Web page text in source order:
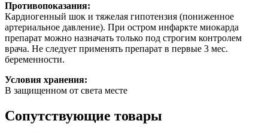
Противопоказания:
Кардиогенный шок и тяжелая гипотензия (пониженное
артериальное давление). При остром инфаркте миокарда
препарат можно назначать только под строгим контролем
врача. Не следует применять препарат в первые 3 мес.
беременности.
Условия хранения:
В защищенном от света месте
Сопутствующие товары